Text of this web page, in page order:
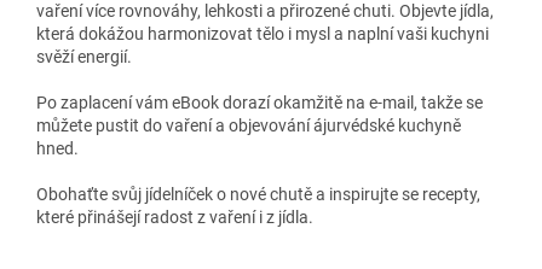
vaření více rovnováhy, lehkosti a přirozené chuti. Objevte jídla,
která dokážou harmonizovat tělo i mysl a naplní vaši kuchyni
svěží energií.
Po zaplacení vám eBook dorazí okamžitě na e-mail, takže se
můžete pustit do vaření a objevování ájurvédské kuchyně
hned.
Obohaťte svůj jídelníček o nové chutě a inspirujte se recepty,
které přinášejí radost z vaření i z jídla.